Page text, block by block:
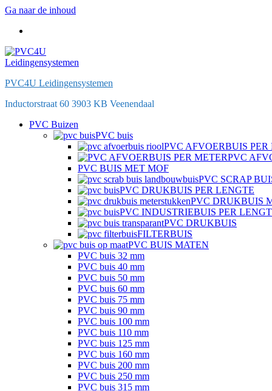
Ga naar de inhoud
PVC4U Leidingensystemen
Inductorstraat 60 3903 KB Veenendaal
PVC Buizen
PVC buis
PVC AFVOERBUIS PER
PVC
PVC BUIS MET MOF
PVC SCRAP
PVC DRUKBUIS PER LENGTE
PVC DRUKBUIS
PVC INDUSTRIEBUIS PER
PVC DRUKBUIS
FILTERBUIS
PVC BUIS MATEN
PVC buis 32 mm
PVC buis 40 mm
PVC buis 50 mm
PVC buis 60 mm
PVC buis 75 mm
PVC buis 90 mm
PVC buis 100 mm
PVC buis 110 mm
PVC buis 125 mm
PVC buis 160 mm
PVC buis 200 mm
PVC buis 250 mm
PVC buis 315 mm